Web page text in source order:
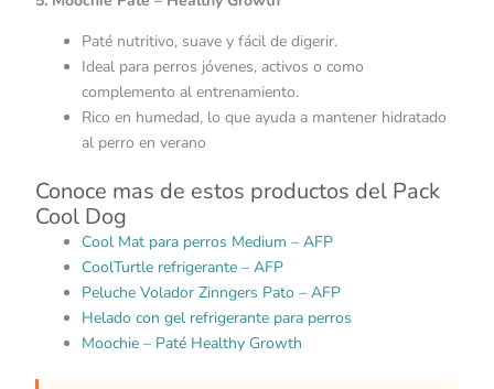
Paté nutritivo, suave y fácil de digerir.
Ideal para perros jóvenes, activos o como
complemento al entrenamiento.
Rico en humedad, lo que ayuda a mantener hidratado
al perro en verano
Conoce mas de estos productos del Pack
Cool Dog
Cool Mat para perros Medium – AFP
CoolTurtle refrigerante – AFP
Peluche Volador Zinngers Pato – AFP
Helado con gel refrigerante para perros
Moochie – Paté Healthy Growth